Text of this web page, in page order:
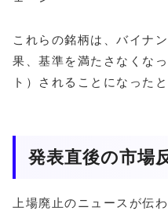
これらの銘柄は、バイナ
果、基準を満たさなくな
ト）されることになった
発表直後の市場
上場廃止のニュースが伝